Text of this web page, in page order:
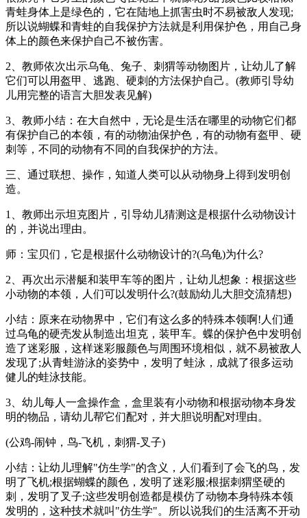
青蛙身体上是绿色的，它在陆地上抓害虫时不易被敌人发现;
所以说蝴蝶和青蛙的自我保护方法就是利用保护色，用自己身
体上的颜色来保护自己不被伤害。
2、教师依次出示乌龟、兔子、刺猬等动物图片，让幼儿了解
它们可以用盔甲、逃跑、硬刺的方法保护自己。(教师引导幼
儿用完整的语言大胆发表见解)
3、教师小结：在大自然中，无论是生活在哪里的动物它们都
有保护自己的本领，有的动物油保护色，有的动物有盔甲、硬
刺等，不同的动物有不同的自我保护的方法。
三、通过联想、操作，知道人类可以从动物身上得到发明创
造。
1、教师出示坦克图片，引导幼儿猜测这是根据什么动物设计
的，并说出理由。
师：宝贝们，它是根据什么动物设计的?(乌龟)为什么?
2、再次出示潜艇和装甲车等的图片，让幼儿想象：根据这些
小动物的本领，人们可以发明什么?(鼓励幼儿大胆交流猜想)
小结：原来在动物界中，它们有这么多的特殊本领啊!人们通
过乌龟的硬壳发从制造出坦克，装甲车。蝶的保护色中发明创
造了迷彩服，这样迷彩服颜色与周围环境相似，就不易被敌人
发现了;从青蛙游泳的姿势中，发明了蛙泳，成就了很多运动
健儿的蛙泳技能。
3、幼儿每人一盒操作盒，盒里装有小动物和根据动物本身发
明的物品，请幼儿帮它们配对，并大胆说明配对理由。
(公鸡-闹钟，鸟-飞机，刺猬-叉子)
小结：让幼儿理解"仿生学"的含义，人们看到了会飞的鸟，发
明了飞机;根据蝴蝶的颜色，发明了迷彩服;根据刺猬坚硬的
刺，发明了叉子;这些发明创造都是模仿了动物本身特殊本领
发明的，这种技术就叫"仿生学"。所以说我们的生活离不开动